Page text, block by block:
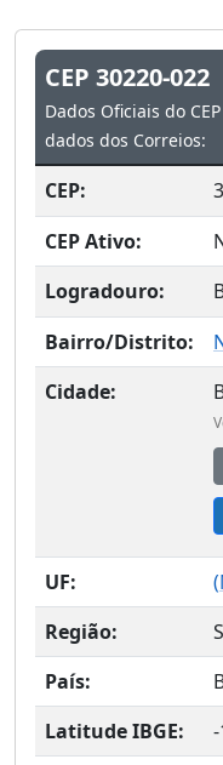
CEP 30220-022
Dados Oficiais do
dados dos Correios:
CEP:
CEP Ativo:
Logradouro:
Bairro/Distrito:
Cidade:
UF: (
Região:
País:
Latitude IBGE: